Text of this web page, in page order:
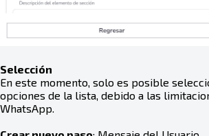
Selección
En este momento, solo es posible
opciones de la lista, debido a las
WhatsApp.